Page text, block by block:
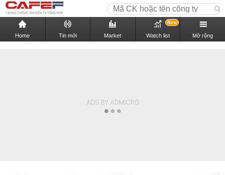
Home Tin mới Market Watch list
New
Mở rộng